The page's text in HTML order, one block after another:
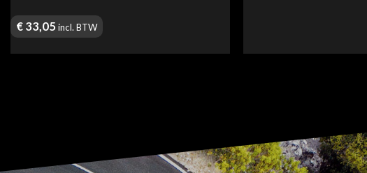
€33,05 incl. BTW